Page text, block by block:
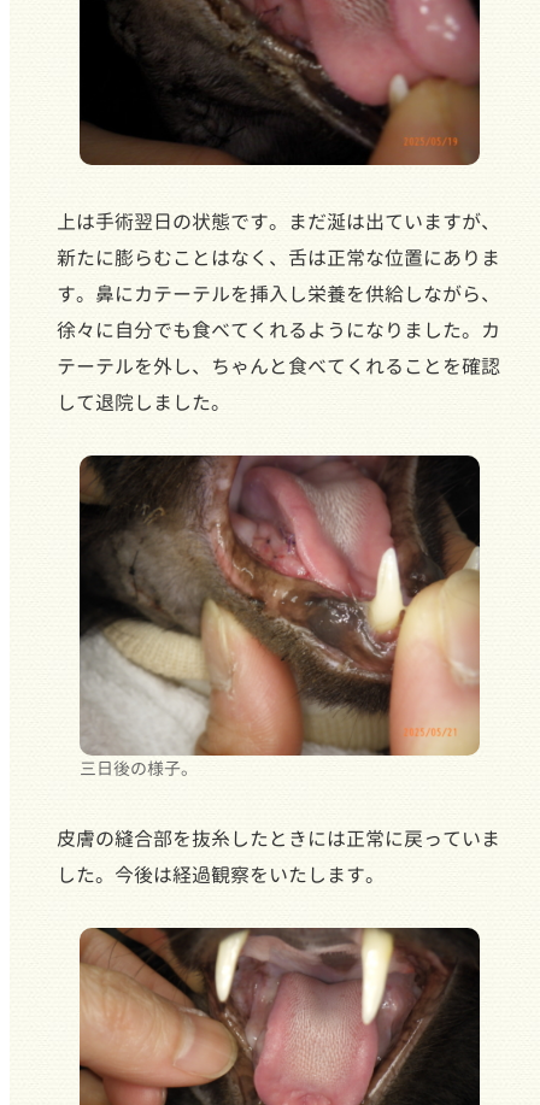
上は手術翌日の状態です。まだ涎は出ていますが、
新たに膨らむことはなく、舌は正常な位置にありま
す。鼻にカテーテルを挿入し栄養を供給しながら、
徐々に自分でも食べてくれるようになりました。カ
テーテルを外し、ちゃんと食べてくれることを確認
して退院しました。
三日後の様子。
皮膚の縫合部を抜糸したときには正常に戻っていま
した。今後は経過観察をいたします。